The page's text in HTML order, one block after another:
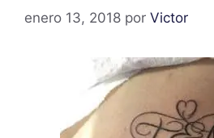
enero 13, 2018 por Victor